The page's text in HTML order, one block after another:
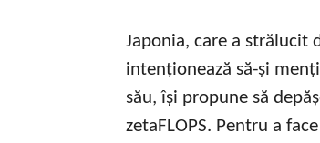
Japonia, care a strălucit
intenționează să-și
său, își propune să
zetaFLOPS. Pentru a